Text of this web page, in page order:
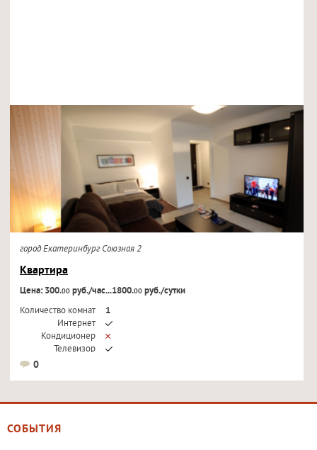
город Екатеринбург Союзная 2
Квартира
Цена: 300.00руб./час...1800.00руб./сутки
Количество комнат
1
Интернет
Кондиционер
Телевизор
0
СОБЫТИЯ